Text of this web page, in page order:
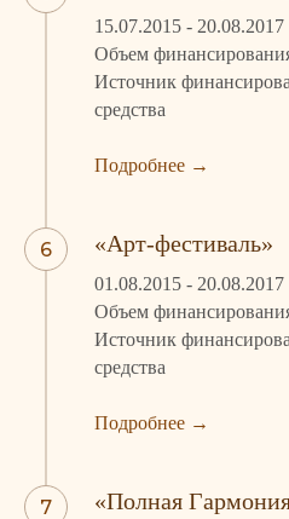
15.07.2015 - 20.08.2017
Объем
Источник
средства
Подробнее →
«Арт-фестиваль»
01.08.2015 - 20.08.2017
Объем
Источник
средства
Подробнее →
«Полная